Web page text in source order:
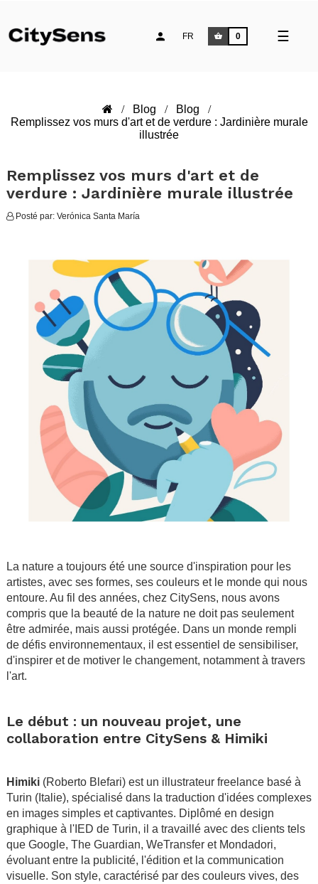
Toggle
☰
FR 0
Blog
Blog
Remplissez vos murs d'art et de verdure : Jardinière murale
illustrée
Remplissez vos murs d'art et de
verdure : Jardinière murale illustrée
Posté par: Verónica Santa María
La nature a toujours été une source d'inspiration pour les
artistes, avec ses formes, ses couleurs et le monde qui nous
entoure. Au fil des années, chez CitySens, nous avons
compris que la beauté de la nature ne doit pas seulement
être admirée, mais aussi protégée. Dans un monde rempli
de défis environnementaux, il est essentiel de sensibiliser,
d'inspirer et de motiver le changement, notamment à travers
l'art.
Le début : un nouveau projet, une
collaboration entre CitySens & Himiki
Himiki (Roberto Blefari) est un illustrateur freelance basé à
Turin (Italie), spécialisé dans la traduction d'idées complexes
en images simples et captivantes. Diplômé en design
graphique à l'IED de Turin, il a travaillé avec des clients tels
que Google, The Guardian, WeTransfer et Mondadori,
évoluant entre la publicité, l'édition et la communication
visuelle. Son style, caractérisé par des couleurs vives, des